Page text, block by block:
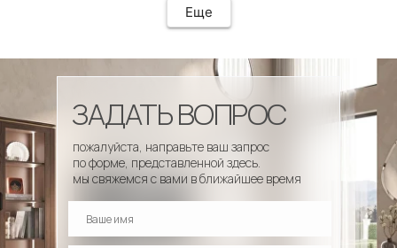
удобством гостей! Особенно приятно было то, что
по запросу выслали образцы тканей обивки и я
сочетающееся с основным текстилем ресторана.
Еще
пожалуйста, направьте ваш запрос
по форме, представленной здесь.
мы свяжемся с вами в ближайшее время
ЗАДАТЬ ВОПРОС